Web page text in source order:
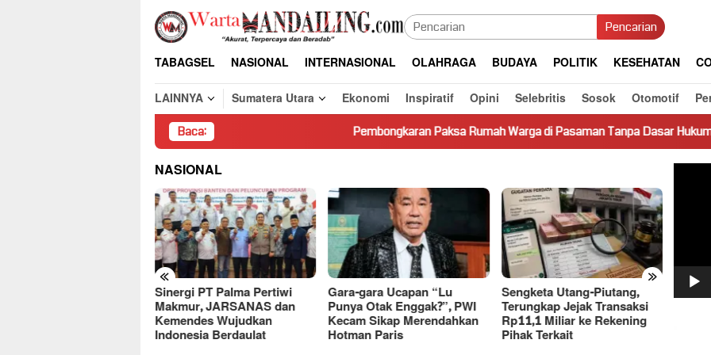
Loncat
konten
Pencarian
TABAGSEL NASIONAL INTERNASIONAL OLAHRAGA BUDAYA POLITIK KESEHATAN
LAINNYA
Sumatera Utara Ekonomi Inspiratif Opini Selebritis Sosok Otomotif
Baca: Pembongkaran Paksa Rumah Warga di Pasaman Tanpa Dasar Hukum Picu Keresahan
NASIONAL
« »
Sinergi PT Palma Pertiwi
Makmur, JARSANAS dan
Kemendes Wujudkan
Indonesia Berdaulat
Gara-gara Ucapan “Lu
Punya Otak Enggak?”, PWI
Kecam Sikap Merendahkan
Hotman Paris
Sengketa Utang-Piutang,
Terungkap Jejak Transaksi
Rp11,1 Miliar ke Rekening
Pihak Terkait